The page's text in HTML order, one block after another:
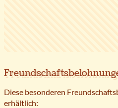
Diese besonderen
erhältlich: